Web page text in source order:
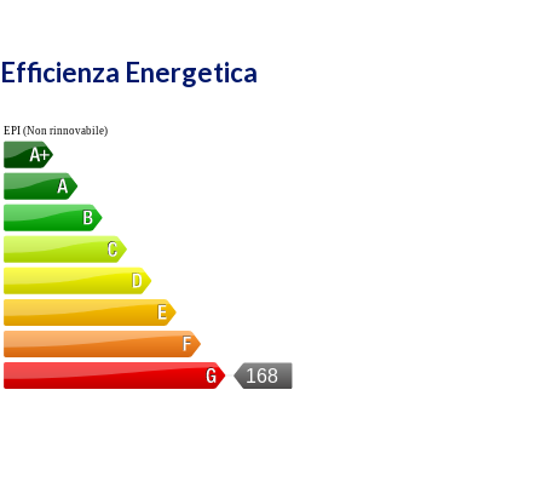
Efficienza Energetica
EPI (Non rinnovabile)
168